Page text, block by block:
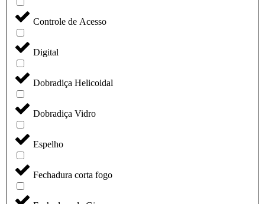
Controle de Acesso
Digital
Dobradiça Helicoidal
Dobradiça Vidro
Espelho
Fechadura corta fogo